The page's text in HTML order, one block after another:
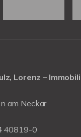
Lorenz –
am Neckar
40819-0